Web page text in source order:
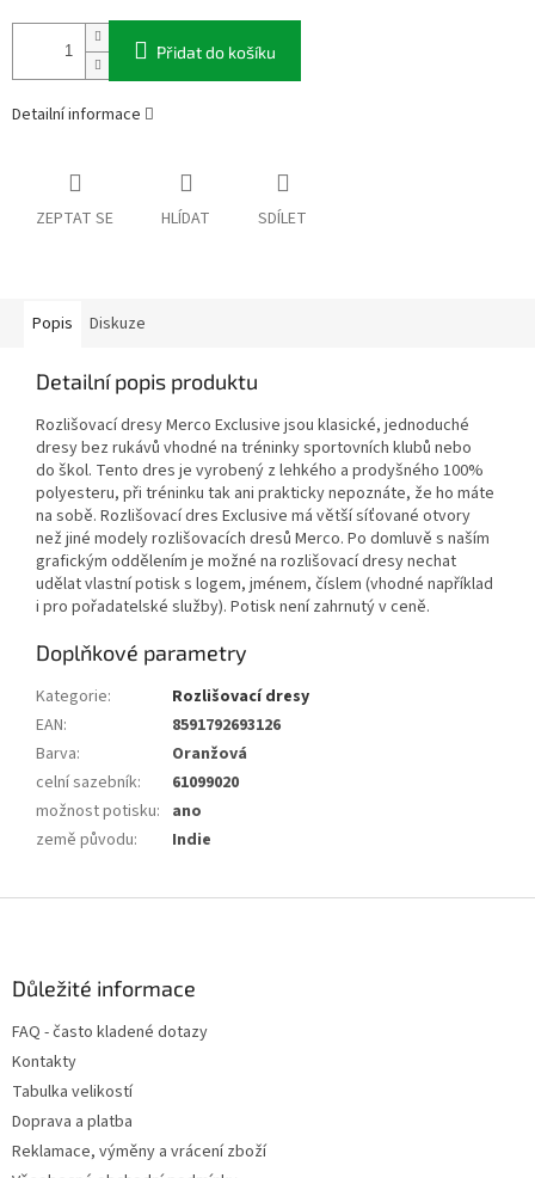
Přidat do košíku
Detailní informace
ZEPTAT SE HLÍDAT SDÍLET
Popis Diskuze
Detailní popis produktu
Rozlišovací dresy Merco Exclusive jsou klasické, jednoduché
dresy bez rukávů vhodné na tréninky sportovních klubů nebo
do škol. Tento dres je vyrobený z lehkého a prodyšného 100%
polyesteru, při tréninku tak ani prakticky nepoznáte, že ho máte
na sobě. Rozlišovací dres Exclusive má větší síťované otvory
než jiné modely rozlišovacích dresů Merco. Po domluvě s naším
grafickým oddělením je možné na rozlišovací dresy nechat
udělat vlastní potisk s logem, jménem, číslem (vhodné například
i pro pořadatelské služby). Potisk není zahrnutý v ceně.
Doplňkové parametry
Kategorie:
Rozlišovací dresy
EAN:
8591792693126
Barva:
Oranžová
celní sazebník:
61099020
možnost potisku: ano
země původu: Indie
Důležité informace
FAQ - často kladené dotazy
Kontakty
Tabulka velikostí
Doprava a platba
Reklamace, výměny a vrácení zboží